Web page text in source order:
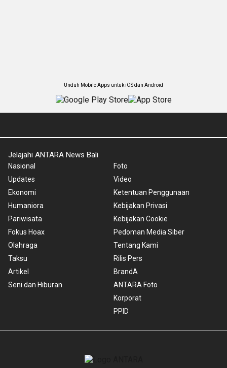
Unduh Mobile Apps untuk iOS dan Android
Jelajahi ANTARA News Bali
Nasional
Updates
Ekonomi
Humaniora
Pariwisata
Fokus Hoax
Olahraga
Taksu
Artikel
Seni dan Hiburan
Foto
Video
Ketentuan Penggunaan
Kebijakan Privasi
Kebijakan Cookie
Pedoman Media Siber
Tentang Kami
Rilis Pers
BrandA
ANTARA Foto
Korporat
PPID